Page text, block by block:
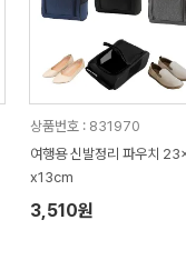
상품번호 : 831970
여행용 신발정리 파우치
x13cm
3,510원